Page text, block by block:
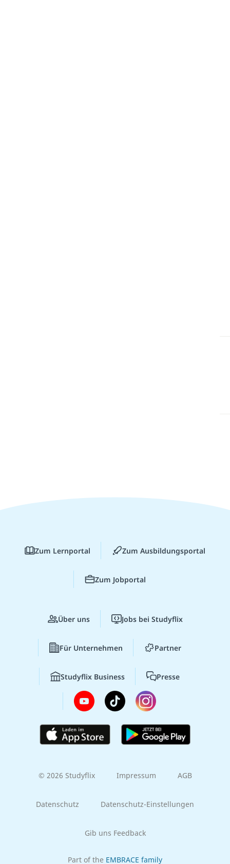
Zum Lernportal Zum Ausbildungsportal
Zum Jobportal
Über uns Jobs bei Studyflix
Für Unternehmen Partner
Studyflix Business Presse
© 2026 Studyflix Impressum AGB
Datenschutz Datenschutz-Einstellungen
Gib uns Feedback
Part of the EMBRACE family